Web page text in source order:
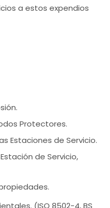
a estos expendios
Protectores.
Estaciones de Servicio.
de Servicio,
(ISO 8502-4, BS